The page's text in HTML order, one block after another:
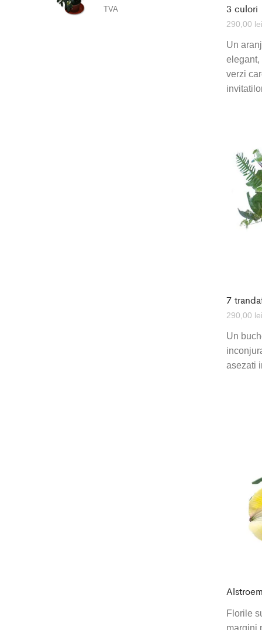
3 culori
290,00 lei
Un
elegant,
verzi
7
290,00 lei
Un
asezati
Florile
margini
TVA